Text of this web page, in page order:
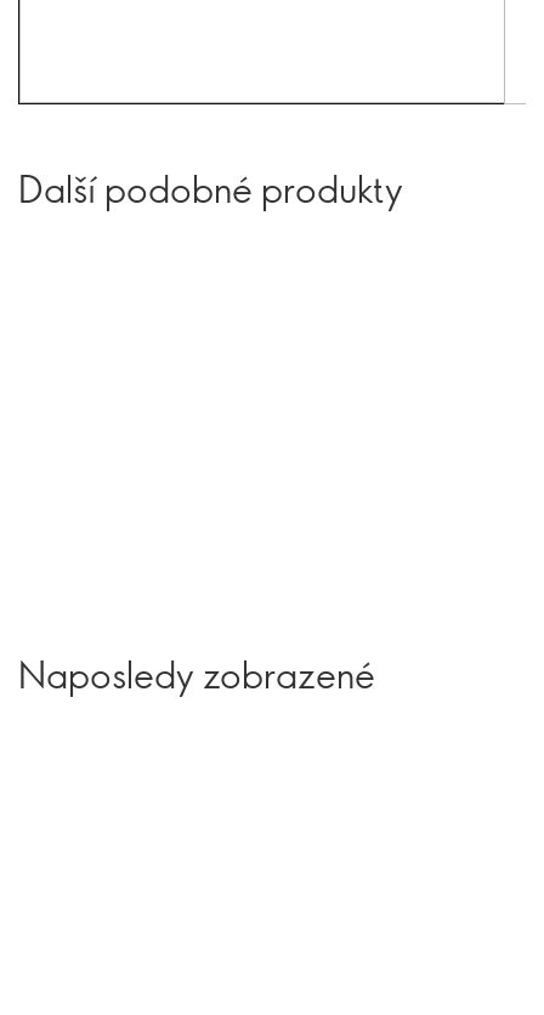
Další podobné produkty
Naposledy zobrazené